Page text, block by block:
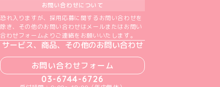
お問い合わせについて
恐れ入りますが、採用応募に関するお問い合わせを
除き、その他のお問い合わせはメールまたはお問い
合わせフォームよりご連絡をお願いいたします。
サービス、商品、その他のお問い合わせ
お問い合わせフォーム
03-6744-6726